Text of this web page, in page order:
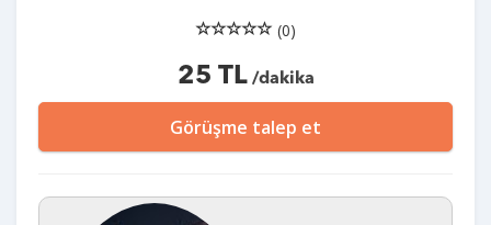
(0)
25 TL/dakika
Görüşme talep et